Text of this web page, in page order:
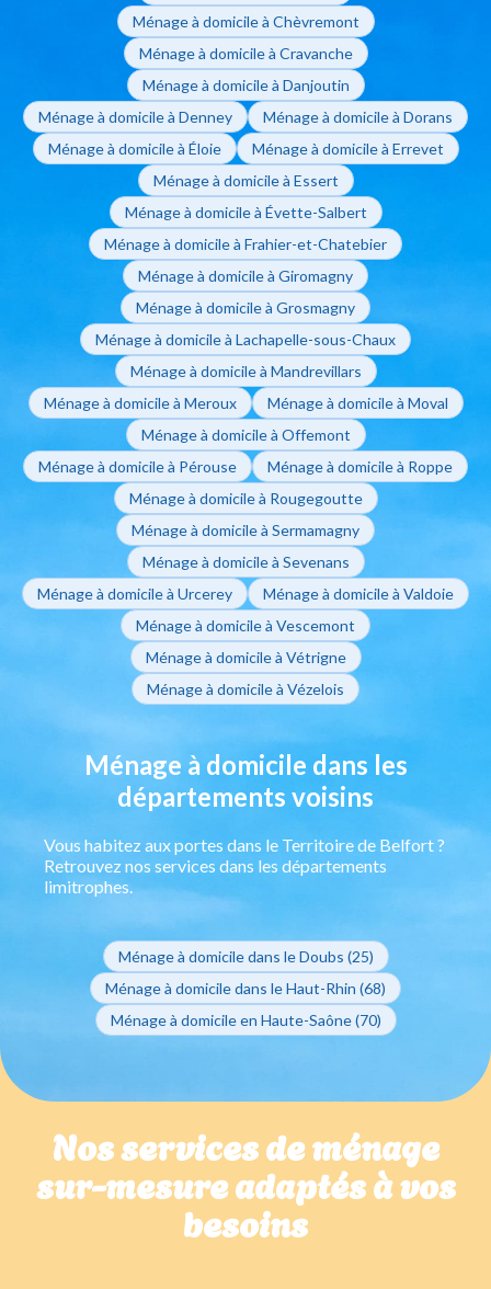
Ménage à domicile à Chèvremont
Ménage à domicile à Cravanche
Ménage à domicile à Danjoutin
Ménage à domicile à Denney
Ménage à domicile à Dorans
Ménage à domicile à Éloie
Ménage à domicile à Errevet
Ménage à domicile à Essert
Ménage à domicile à Évette-Salbert
Ménage à domicile à Frahier-et-Chatebier
Ménage à domicile à Giromagny
Ménage à domicile à Grosmagny
Ménage à domicile à Lachapelle-sous-Chaux
Ménage à domicile à Mandrevillars
Ménage à domicile à Meroux
Ménage à domicile à Moval
Ménage à domicile à Offemont
Ménage à domicile à Pérouse
Ménage à domicile à Roppe
Ménage à domicile à Rougegoutte
Ménage à domicile à Sermamagny
Ménage à domicile à Sevenans
Ménage à domicile à Urcerey
Ménage à domicile à Valdoie
Ménage à domicile à Vescemont
Ménage à domicile à Vétrigne
Ménage à domicile à Vézelois
Ménage à domicile dans les
départements voisins
Vous habitez aux portes dans le Territoire de Belfort ?
Retrouvez nos services dans les départements
limitrophes.
Ménage à domicile dans le Doubs (25)
Ménage à domicile dans le Haut-Rhin (68)
Ménage à domicile en Haute-Saône (70)
Nos services de ménage
sur-mesure adaptés à vos
besoins